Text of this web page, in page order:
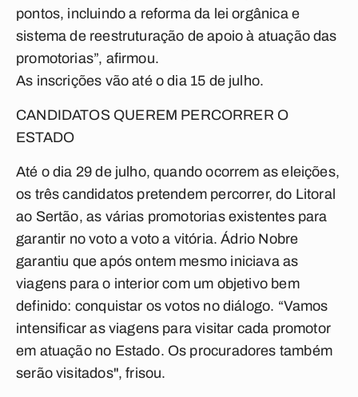
pontos, incluindo a reforma da lei orgânica e
sistema de reestruturação de apoio à atuação das
promotorias”, afirmou.
As inscrições vão até o dia 15 de julho.
CANDIDATOS QUEREM PERCORRER O
ESTADO
Até o dia 29 de julho, quando ocorrem as eleições,
os três candidatos pretendem percorrer, do Litoral
ao Sertão, as várias promotorias existentes para
garantir no voto a voto a vitória. Ádrio Nobre
garantiu que após ontem mesmo iniciava as
viagens para o interior com um objetivo bem
definido: conquistar os votos no diálogo. “Vamos
intensificar as viagens para visitar cada promotor
em atuação no Estado. Os procuradores também
serão visitados", frisou.